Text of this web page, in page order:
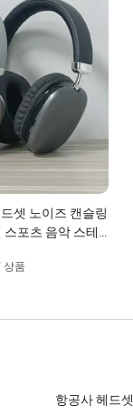
셋 노이즈 캔슬링
포츠 음악 스테
상품
항공사 헤드셋